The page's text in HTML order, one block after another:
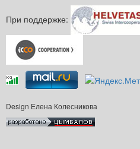
При поддержке:
Design Елена Колесникова